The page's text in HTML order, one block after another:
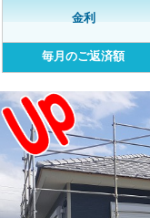
金利
毎月のご返済額